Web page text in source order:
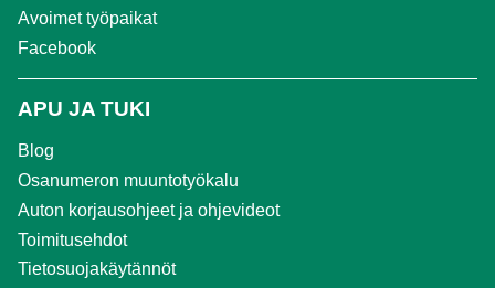
Avoimet työpaikat
Facebook
APU JA TUKI
Blog
Osanumeron muuntotyökalu
Auton korjausohjeet ja ohjevideot
Toimitusehdot
Tietosuojakäytännöt